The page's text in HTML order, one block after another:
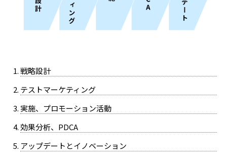
戦略設計
テストマーケティング
実施、プロモーション活動
効果分析、PDCA
アップデートとイノベーション